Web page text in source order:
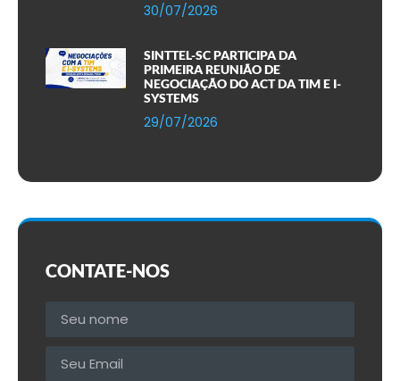
30/07/2026
SINTTEL-SC PARTICIPA DA
PRIMEIRA REUNIÃO DE
NEGOCIAÇÃO DO ACT DA TIM E I-
SYSTEMS
29/07/2026
CONTATE-NOS